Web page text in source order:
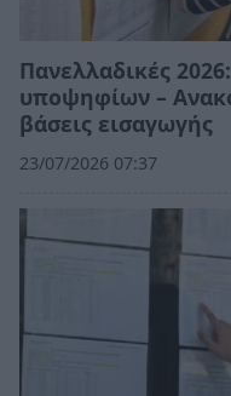
Πανελλαδικές
υποψηφίων –
βάσεις εισαγωγής
23/07/2026 07:37